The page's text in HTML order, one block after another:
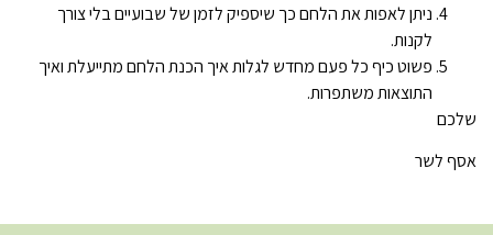
ניתן לאפות את הלחם כך שיספיק לזמן של שבועיים בלי צורך
לקנות.
פשוט כיף כל פעם מחדש לגלות איך הכנת הלחם מתייעלת ואיך
התוצאות משתפרות.
שלכם
אסף לשר